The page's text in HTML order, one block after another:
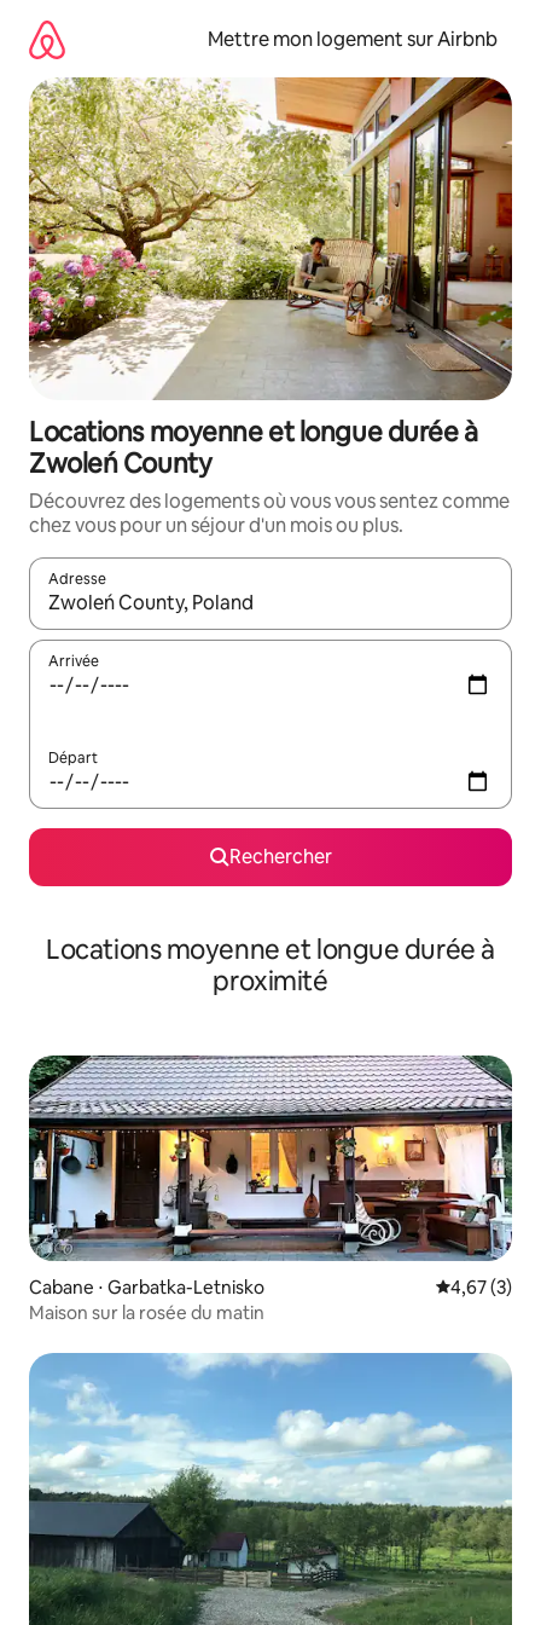
directement
contenu
Mettre mon logement sur Airbnb
Locations moyenne et longue durée à
Zwoleń County
Découvrez des logements où vous vous sentez comme
chez vous pour un séjour d'un mois ou plus.
Adresse
Lorsque les résultats s'affichent, utilisez les flèches vers le
Arrivée
Départ
Rechercher
Locations moyenne et longue durée à
proximité
Cabane ⋅ Garbatka-Letnisko Évaluation
4,67 (3)
Maison sur la rosée du matin